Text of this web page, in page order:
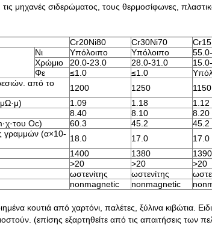
μηχανές σιδερώματος, τους θερμοσίφωνες,
Cr20Ni80 Cr30Ni70
Νι Υπόλοιπο Υπόλοιπο
Χρώμιο
20.0-23.0 28.0-31.0
Φε
≤1.0 ≤1.0
από το
1200 1250 1150
1.09 1.18 1.12
8.40 8.10 8.20
Oc)
60.3 45.2 45.2
γραμμών (α×10- 18.0 17.0 17.0
1400 1380 1390
>20 >20 >20
ωστενίτης ωστενίτης
nonmagnetic nonmagnetic
κουτιά από χαρτόνι, παλέτες, ξύλινα κιβώτια.
(επίσης εξαρτηθείτε από τις απαιτήσεις των